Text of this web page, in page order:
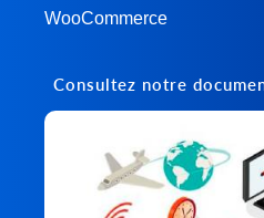
WooCommerce
Consultez notre